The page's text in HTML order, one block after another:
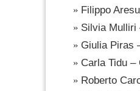
Filippo
Silvia Mulliri
Giulia Piras
Carla Tidu –
Roberto